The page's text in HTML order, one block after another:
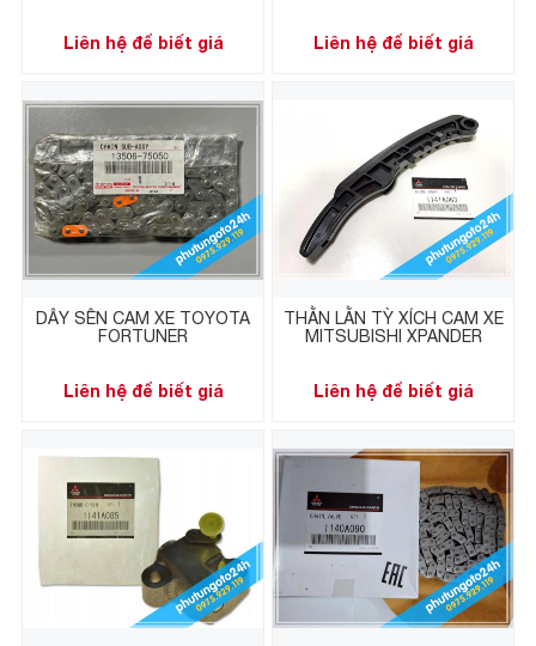
Liên hệ để biết giá Liên hệ để biết giá
DÂY SÊN CAM XE TOYOTA
FORTUNER
Liên hệ để biết giá
THẰN LẰN TỲ XÍCH CAM XE
MITSUBISHI XPANDER
Liên hệ để biết giá